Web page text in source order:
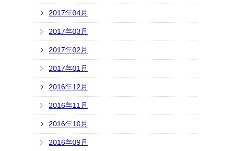
2017年04月
2017年03月
2017年02月
2017年01月
2016年12月
2016年11月
2016年10月
2016年09月